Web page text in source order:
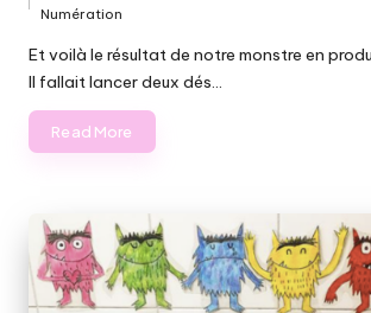
Posted
Numération
Et voilà le résultat de notre monstre en
Il fallait lancer deux dés…
Read More